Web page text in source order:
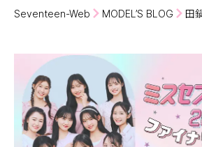
Seventeen-Web MODEL’S BLOG 田